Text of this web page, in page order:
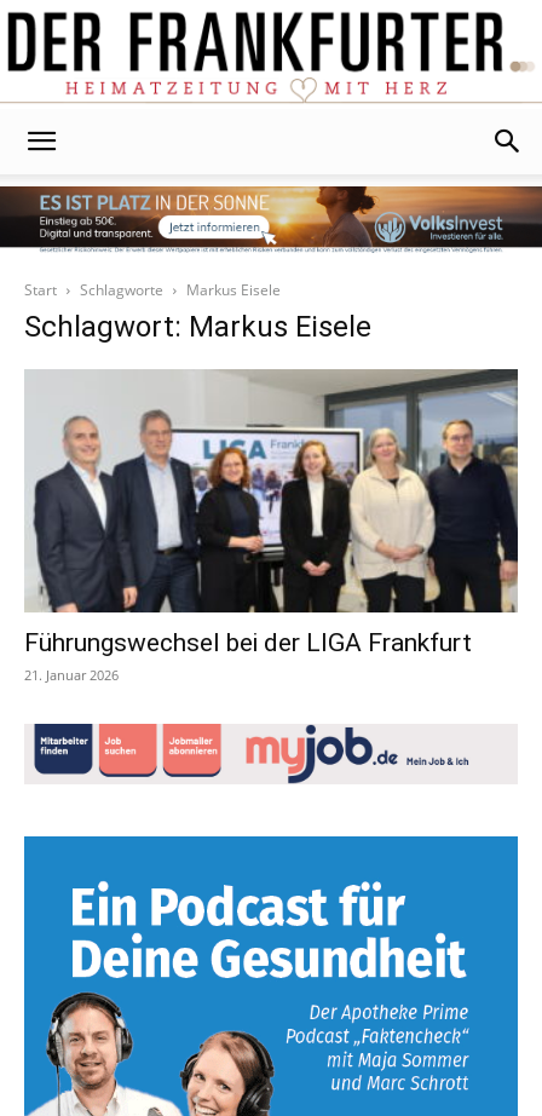
Start
Schlagworte Markus Eisele
Schlagwort: Markus Eisele
Führungswechsel bei der LIGA Frankfurt
21. Januar 2026